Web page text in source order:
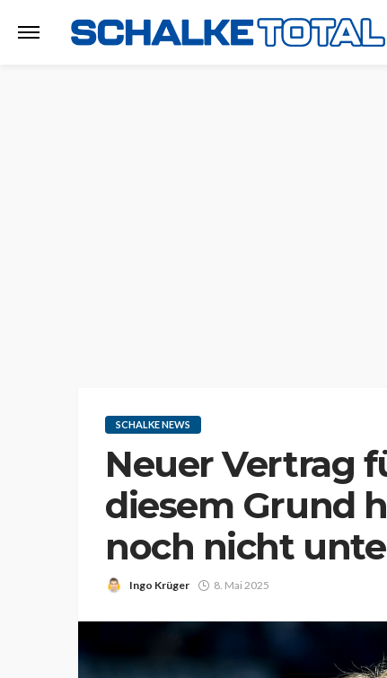
SCHALKE NEWS
Neuer Vertrag
diesem Grund
noch nicht
Ingo Krüger 8. Mai 2025